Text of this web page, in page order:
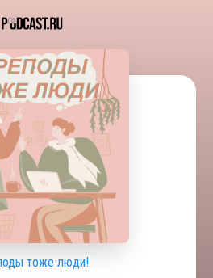
тоже люди!